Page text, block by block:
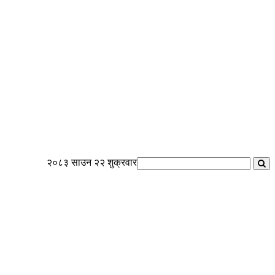
२०८३ साउन २२ शुक्रवार